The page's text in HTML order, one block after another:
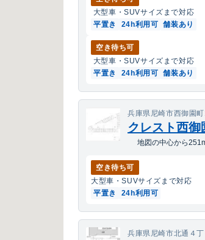
大型車・SUVサイズまで対応
平置き
24h利用可 舗装あり
空き待ち可
大型車・SUVサイズまで対応
平置き
24h利用可 舗装あり
兵庫県尼崎市西御園
クレスト西御
地図の中心から
空き待ち可
大型車・SUVサイズまで対応
平置き
24h利用可
兵庫県尼崎市北通４